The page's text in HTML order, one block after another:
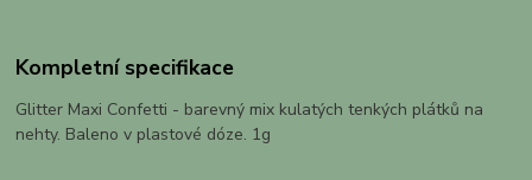
Kompletní specifikace
Glitter Maxi Confetti - barevný mix kulatých tenkých plátků na
nehty. Baleno v plastové dóze. 1g